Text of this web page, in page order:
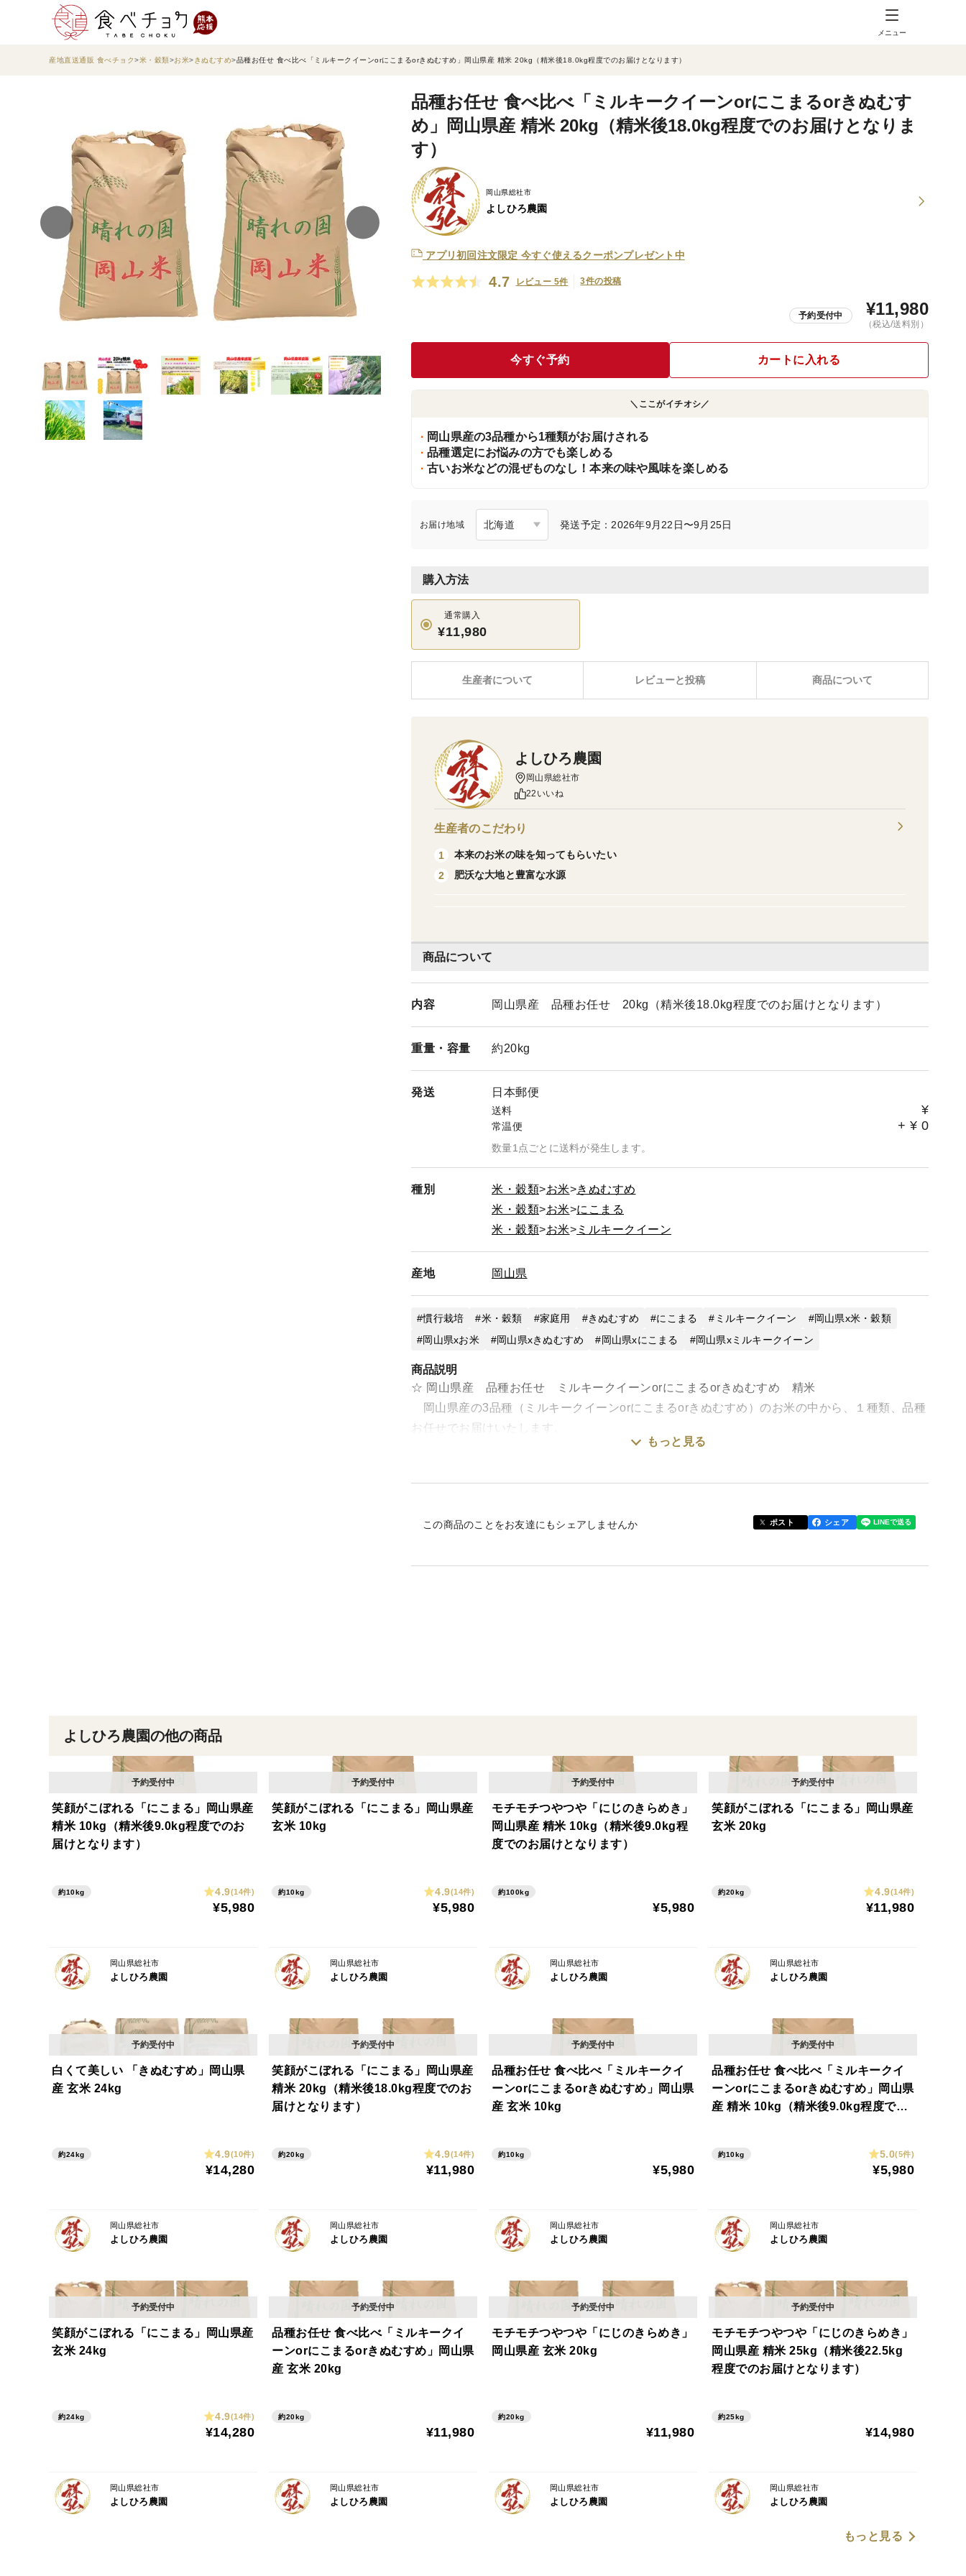
メニュー
産地直送通販 食べチョク 米・穀類 お米 きぬむすめ 品種お任せ 食べ比べ「ミルキークイーンorにこまるorきぬむすめ」岡山県産 精米 20kg（精米後18.0kg程度でのお届けとなります）
品種お任せ 食べ比べ「ミルキークイーンorにこまるorきぬむす
め」岡山県産 精米 20kg（精米後18.0kg程度でのお届けとなりま
す）
岡山県総社市
よしひろ農園
アプリ初回注文限定 今すぐ使えるクーポンプレゼント中
4.7 レビュー 5件 3件の投稿
予約受付中 ¥11,980
（税込/送料別）
今すぐ予約 カートに入れる
＼ここがイチオシ／
岡山県産の3品種から1種類がお届けされる
品種選定にお悩みの方でも楽しめる
古いお米などの混ぜものなし！本来の味や風味を楽しめる
お届け地域 発送予定：2026年9月22日〜9月25日
購入方法
通常購入
¥11,980
レビューと投稿 商品について
生産者について
商品について
内容 岡山県産 品種お任せ 20kg（精米後18.0kg程度でのお届けとなります）
重量・ 容量 約20kg
発送 日本郵便
送料 ¥
常温便 + ¥ 0
数量1点ごとに送料が発生します。
種別 米・穀類 お米
きぬむすめ
米・穀類
お米
にこまる
米・穀類
お米 ミルキークイーン
産地 岡山県
慣行栽培 米・穀類 家庭用 きぬむすめ にこまる ミルキークイーン
岡山県x米・穀類
岡山県xお米
岡山県xきぬむすめ 岡山県xにこまる 岡山県xミルキークイーン
商品説明
☆ 岡山県産 品種お任せ ミルキークイーンorにこまるorきぬむすめ 精米
岡山県産の3品種（ミルキークイーンorにこまるorきぬむすめ）のお米の中から、１種類、品種
お任せでお届けいたします。
どの品種が届くかお楽しみ！品種選定にお悩みの方は、是非試してみてください！美味しい出
量販店で販売されているものの多くは、前年度のお米が混ざっています。当園のお米は、今年度
もっと見る
この商品のことをお友達にもシェアしませんか ポスト シェア
よしひろ農園
岡山県総社市
22いいね
生産者のこだわり
1
本来のお米の味を知ってもらいたい
2
肥沃な大地と豊富な水源
よしひろ農園の他の商品
笑顔がこぼれる「にこまる」岡山県産
精米 10kg（精米後9.0kg程度でのお
届けとなります）
約10kg 4.9(14件)
¥5,980
岡山県総社市
よしひろ農園
笑顔がこぼれる「にこまる」岡山県産
玄米 10kg
約10kg 4.9(14件)
¥5,980
岡山県総社市
よしひろ農園
モチモチつやつや「にじのきらめき」
岡山県産 精米 10kg（精米後9.0kg程
度でのお届けとなります）
約100kg
¥5,980
岡山県総社市
よしひろ農園
笑顔がこぼれる「にこまる」岡山県産
玄米 20kg
約20kg 4.9(14件)
¥11,980
岡山県総社市
よしひろ農園
白くて美しい 「きぬむすめ」岡山県
産 玄米 24kg
約24kg 4.9(10件)
¥14,280
岡山県総社市
よしひろ農園
笑顔がこぼれる「にこまる」岡山県産
精米 20kg（精米後18.0kg程度でのお
届けとなります）
約20kg 4.9(14件)
¥11,980
岡山県総社市
よしひろ農園
品種お任せ 食べ比べ「ミルキークイ
ーンorにこまるorきぬむすめ」岡山県
産 玄米 10kg
約10kg
¥5,980
岡山県総社市
よしひろ農園
品種お任せ 食べ比べ「ミルキークイ
ーンorにこまるorきぬむすめ」岡山県
産 精米 10kg（精米後9.0kg程度での
約10kg 5.0(5件)
¥5,980
岡山県総社市
よしひろ農園
笑顔がこぼれる「にこまる」岡山県産
玄米 24kg
約24kg 4.9(14件)
¥14,280
岡山県総社市
よしひろ農園
品種お任せ 食べ比べ「ミルキークイ
ーンorにこまるorきぬむすめ」岡山県
産 玄米 20kg
約20kg
¥11,980
岡山県総社市
よしひろ農園
モチモチつやつや「にじのきらめき」
岡山県産 玄米 20kg
約20kg
¥11,980
岡山県総社市
よしひろ農園
モチモチつやつや「にじのきらめき」
岡山県産 精米 25kg（精米後22.5kg
程度でのお届けとなります）
約25kg
¥14,980
岡山県総社市
よしひろ農園
もっと見る